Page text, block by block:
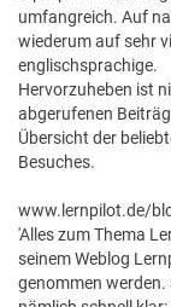
umfangreich. Auf
wiederum auf sehr
englischsprachige.
Hervorzuheben ist
abgerufenen
Übersicht der
Besuches.
www.lernpilot.de/
'Alles zum Thema
seinem Weblog
genommen werden.